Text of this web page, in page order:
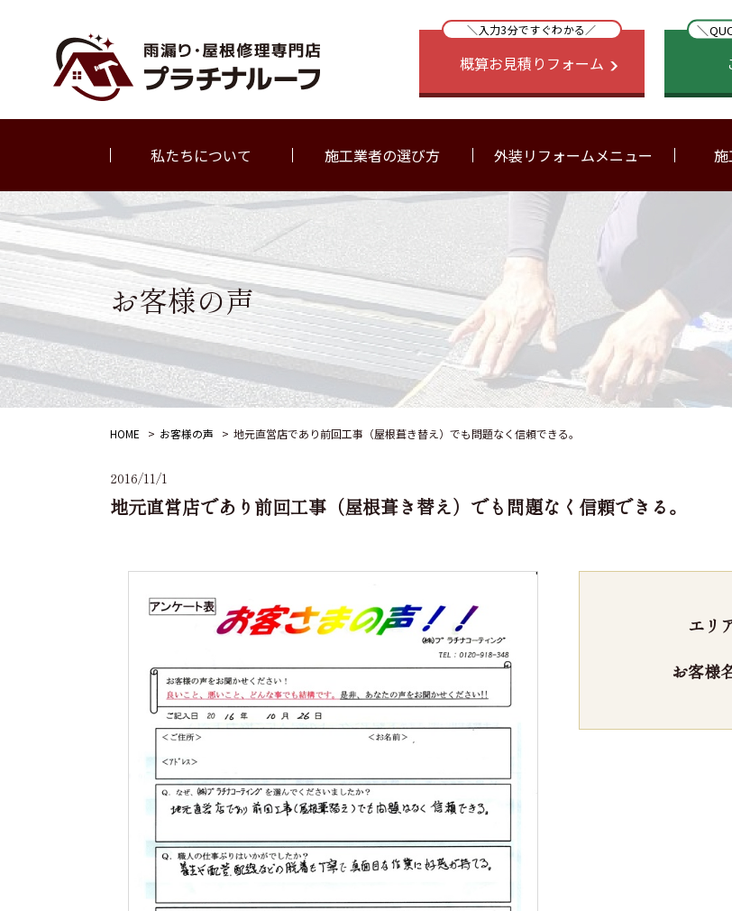
＼入力3分ですぐわかる／
概算お見積りフォーム
＼
私たちについて 施工業者の選び方 外装リフォームメニュー
お客様の声
HOME お客様の声 地元直営店であり前回工事（屋根葺き替え）でも問題なく信頼できる。
2016/11/1
地元直営店であり前回工事（屋根葺き替え）でも問題なく信頼できる。
エリ
お客様